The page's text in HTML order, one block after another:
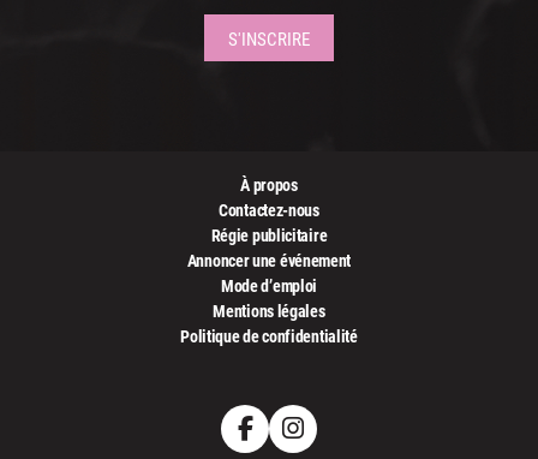
À propos
Contactez-nous
Régie publicitaire
Annoncer une événement
Mode d’emploi
Mentions légales
Politique de confidentialité